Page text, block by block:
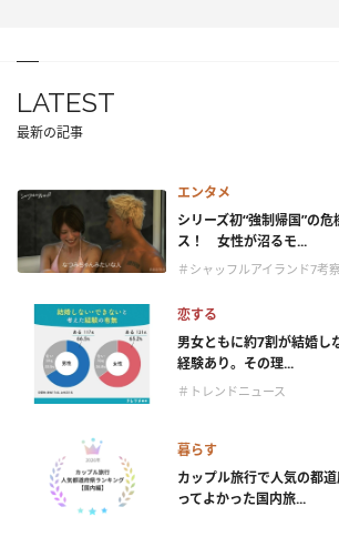
LATEST
最新の記事
エンタメ
シリーズ初“強制帰国”の
ス！ 女性が沼るモ...
＃シャッフルアイランド7考察
恋する
男女ともに約7割が結婚し
経験あり。その理...
＃トレンドニュース
暮らす
カップル旅行で人気の都
ってよかった国内旅...